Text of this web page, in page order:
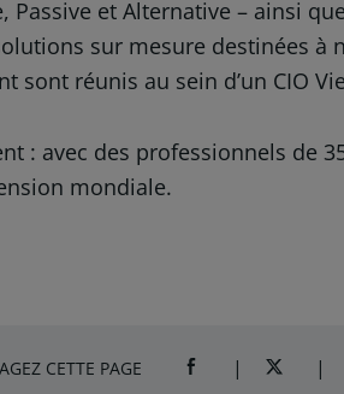
et Alternative – ainsi
sur mesure destinées
sont réunis au sein d’un CIO
: avec des professionnels
mondiale.
CETTE PAGE PARTAGER SUR